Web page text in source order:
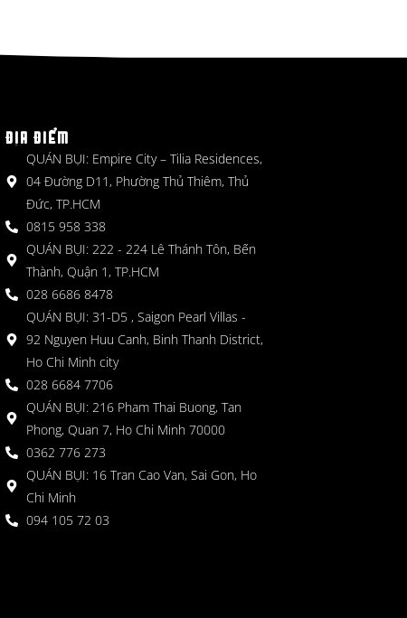
ĐỊA ĐIỂM
QUÁN BỤI: Empire City – Tilia Residences,
04 Đường D11, Phường Thủ Thiêm, Thủ
Đức, TP.HCM
0815 958 338
QUÁN BỤI: 222 - 224 Lê Thánh Tôn, Bến
Thành, Quận 1, TP.HCM
028 6686 8478
QUÁN BỤI: 31-D5 , Saigon Pearl Villas -
92 Nguyen Huu Canh, Binh Thanh District,
Ho Chi Minh city
028 6684 7706
QUÁN BỤI: 216 Pham Thai Buong, Tan
Phong, Quan 7, Ho Chi Minh 70000
0362 776 273
QUÁN BỤI: 16 Tran Cao Van, Sai Gon, Ho
Chi Minh
094 105 72 03